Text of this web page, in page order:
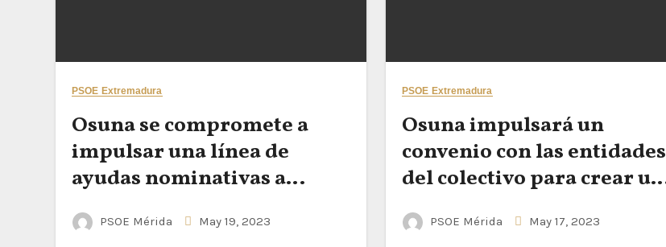
PSOE Extremadura
Osuna se compromete a
impulsar una línea de
ayudas nominativas a
organizaciones de mujeres
PSOE Mérida May 19, 2023
PSOE Extremadura
Osuna impulsará un
convenio con las entidades
del colectivo para crear un
punto de asesoramiento y
derechos LGTBI
PSOE Mérida May 17, 2023